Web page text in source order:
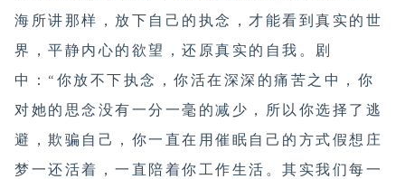
海所讲那样，放下自己的执念，才能看到真实的世
界，平静内心的欲望，还原真实的自我。剧
中：“你放不下执念，你活在深深的痛苦之中，你
对她的思念没有一分一毫的减少，所以你选择了逃
避，欺骗自己，你一直在用催眠自己的方式假想庄
梦一还活着，一直陪着你工作生活。其实我们每一